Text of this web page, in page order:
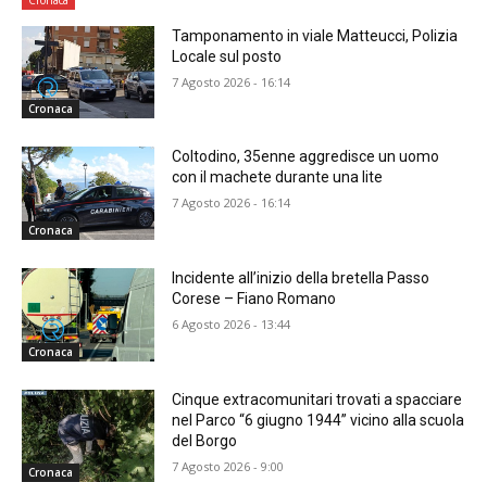
Cronaca
Tamponamento in viale Matteucci, Polizia
Locale sul posto
7 Agosto 2026 - 16:14
Cronaca
Coltodino, 35enne aggredisce un uomo
con il machete durante una lite
7 Agosto 2026 - 16:14
Cronaca
Incidente all’inizio della bretella Passo
Corese – Fiano Romano
6 Agosto 2026 - 13:44
Cronaca
Cinque extracomunitari trovati a spacciare
nel Parco “6 giugno 1944” vicino alla scuola
del Borgo
7 Agosto 2026 - 9:00